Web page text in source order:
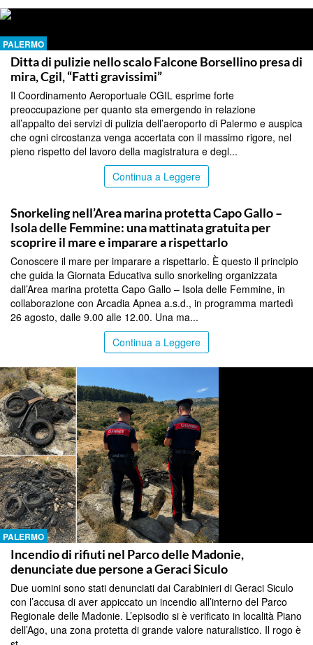
PALERMO
Ditta di pulizie nello scalo Falcone Borsellino presa di
mira, Cgil, “Fatti gravissimi”
Il Coordinamento Aeroportuale CGIL esprime forte
preoccupazione per quanto sta emergendo in relazione
all’appalto dei servizi di pulizia dell’aeroporto di Palermo e auspica
che ogni circostanza venga accertata con il massimo rigore, nel
pieno rispetto del lavoro della magistratura e degl...
Continua a Leggere
Snorkeling nell’Area marina protetta Capo Gallo –
Isola delle Femmine: una mattinata gratuita per
scoprire il mare e imparare a rispettarlo
Conoscere il mare per imparare a rispettarlo. È questo il principio
che guida la Giornata Educativa sullo snorkeling organizzata
dall’Area marina protetta Capo Gallo – Isola delle Femmine, in
collaborazione con Arcadia Apnea a.s.d., in programma martedì
26 agosto, dalle 9.00 alle 12.00. Una ma...
Continua a Leggere
PALERMO
Incendio di rifiuti nel Parco delle Madonie,
denunciate due persone a Geraci Siculo
Due uomini sono stati denunciati dai Carabinieri di Geraci Siculo
con l’accusa di aver appiccato un incendio all’interno del Parco
Regionale delle Madonie. L’episodio si è verificato in località Piano
dell’Ago, una zona protetta di grande valore naturalistico. Il rogo è